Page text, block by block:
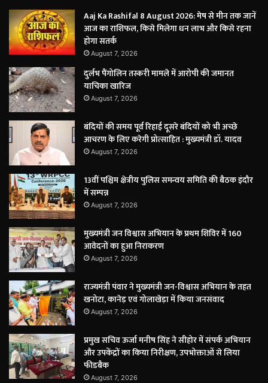
Aaj Ka Rashifal 8 August 2026: मेष से मीन तक जानें
आज का राशिफल, किसे मिलेगा धन लाभ और किसे रहना
होगा सतर्क
August 7, 2026
दुर्लभ पैंगोलिन तस्करी मामले में आरोपी की जमानत
याचिका खारिज
August 7, 2026
बंदियों की समय पूर्व रिहाई दूसरे बंदियों को भी अच्छे
आचरण के लिए करेगी प्रोत्साहित : मुख्यमंत्री डॉ. यादव
August 7, 2026
13वीं पश्चिम क्षेत्रीय पुलिस समन्वय समिति की बैठक इंदौर
में सम्पन्न
August 7, 2026
मुख्यमंत्री जन विश्वास अभियान के प्रथम शिविर में 160
आवेदनों का हुआ निराकरण
August 7, 2026
राज्यमंत्री पंवार ने मुख्यमंत्री जन-विश्वास अभियान के तहत
खनोटा, कानेड़ एवं गोलाखेड़ा में किया जनसंवाद
August 7, 2026
प्रमुख सचिव ऊर्जा मनीष सिंह ने सीहोर में संपर्क अभियान
और उपकेंद्रों का किया निरीक्षण, उपभोक्ताओं से लिया
फीडबैक
August 7, 2026